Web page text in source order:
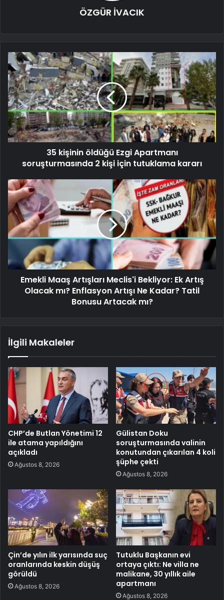
ÖZGÜR İVACIK
35 kişinin öldüğü Ezgi Apartmanı
soruşturmasında 2 kişi için tutuklama kararı
Emekli Maaş Artışları Meclis'i Bekliyor: Ek Artış
Olacak mı? Enflasyon Artışı Ne Kadar? Tatil
Bonusu Artacak mı?
İlgili Makaleler
CHP’de Butlan Yönetimi 12
ile atama yapıldığını
açıkladı
Ağustos 8, 2026
Gülistan Doku
soruşturmasında valinin
konutundan çıkarılan 4 koli
şüphe çekti
Ağustos 8, 2026
Çin’de yılın ilk yarısında suç
oranlarında keskin düşüş
görüldü
Ağustos 8, 2026
Tutuklu Başkanın evi
ortaya çıktı: Ne villa ne
malikane, 30 yıllık aile
apartmanı
Ağustos 8, 2026